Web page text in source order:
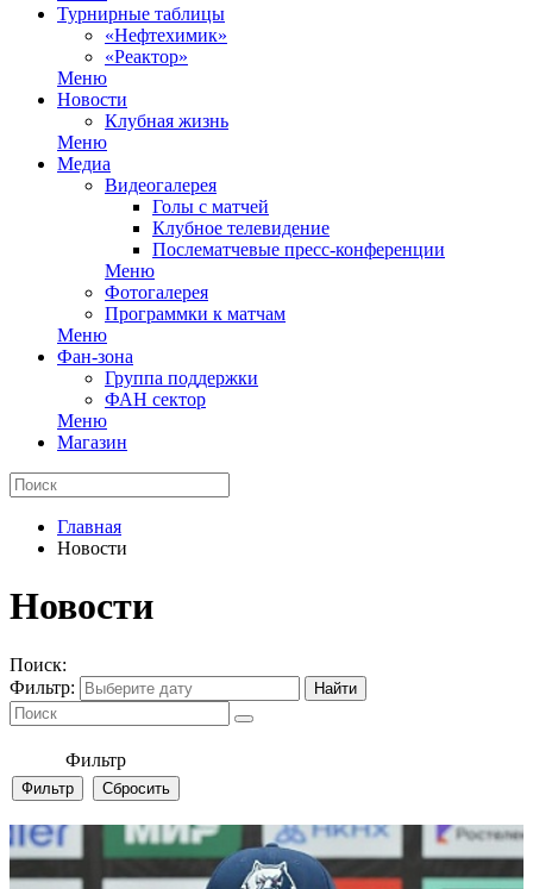
Турнирные таблицы
«Нефтехимик»
«Реактор»
Меню
Новости
Клубная жизнь
Меню
Медиа
Видеогалерея
Голы с матчей
Клубное телевидение
Послематчевые пресс-конференции
Меню
Фотогалерея
Программки к матчам
Меню
Фан-зона
Группа поддержки
ФАН сектор
Меню
Магазин
Главная
Новости
Новости
Поиск:
Фильтр:
Фильтр